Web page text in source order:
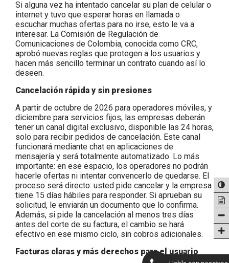
Si alguna vez ha intentado cancelar su plan de celular o
internet y tuvo que esperar horas en llamada o
escuchar muchas ofertas para no irse, esto le va a
interesar. La Comisión de Regulación de
Comunicaciones de Colombia, conocida como CRC,
aprobó nuevas reglas que protegen a los usuarios y
hacen más sencillo terminar un contrato cuando así lo
deseen.
Cancelación rápida y sin presiones
A partir de octubre de 2026 para operadores móviles, y
diciembre para servicios fijos, las empresas deberán
tener un canal digital exclusivo, disponible las 24 horas,
solo para recibir pedidos de cancelación. Este canal
funcionará mediante chat en aplicaciones de
mensajería y será totalmente automatizado. Lo más
importante: en ese espacio, los operadores no podrán
hacerle ofertas ni intentar convencerlo de quedarse. El
proceso será directo: usted pide cancelar y la empresa
tiene 15 días hábiles para responder. Si aprueban su
solicitud, le enviarán un documento que lo confirma.
Además, si pide la cancelación al menos tres días
antes del corte de su factura, el cambio se hará
efectivo en ese mismo ciclo, sin cobros adicionales.
Facturas claras y más derechos para el usuario